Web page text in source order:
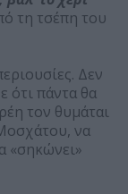
τη τσέπη του
Δεν
ότι πάντα θα
τον θυμάται
να
«σηκώνει»